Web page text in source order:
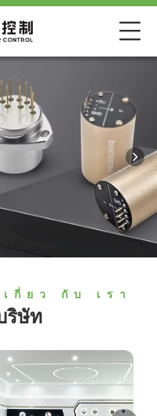
กี่ยว กับ เรา
ริษัท